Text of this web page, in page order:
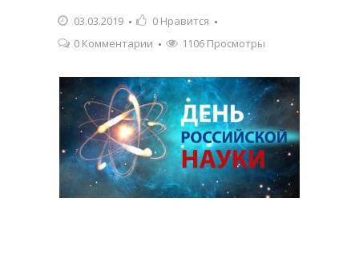
03.03.2019 0 Нравится
0 Комментарии
1106 Просмотры